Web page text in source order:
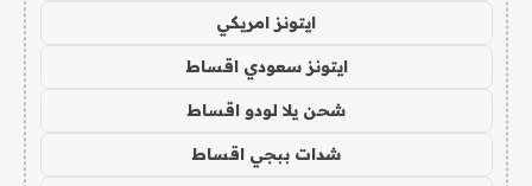
ايتونز امريكي
ايتونز سعودي اقساط
شحن يلا لودو اقساط
شدات ببجي اقساط